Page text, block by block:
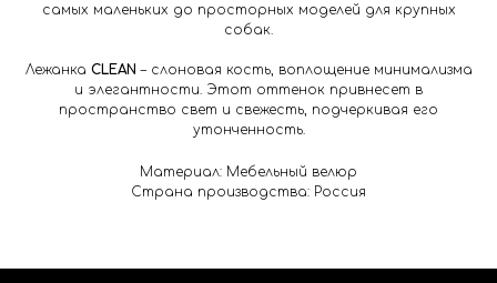
самых маленьких до просторных моделей для крупных
собак.
Лежанка CLEAN– слоновая кость, воплощение минимализма
и элегантности. Этот оттенок привнесет в
пространство свет и свежесть, подчеркивая его
утонченность.
Материал: Мебельный велюр
Страна производства: Россия